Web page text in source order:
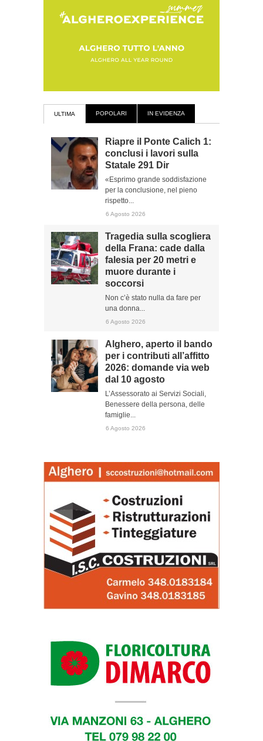
ULTIMA POPOLARI IN EVIDENZA
Riapre il Ponte Calich 1:
conclusi i lavori sulla
Statale 291 Dir
«Esprimo grande soddisfazione
per la conclusione, nel pieno
rispetto...
6 Agosto 2026
Tragedia sulla scogliera
della Frana: cade dalla
falesia per 20 metri e
muore durante i
soccorsi
Non c’è stato nulla da fare per
una donna...
6 Agosto 2026
Alghero, aperto il bando
per i contributi all’affitto
2026: domande via web
dal 10 agosto
L’Assessorato ai Servizi Sociali,
Benessere della persona, delle
famiglie...
6 Agosto 2026